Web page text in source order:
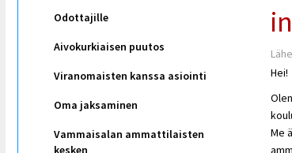
Odottajille
Aivokurkiaisen puutos
Viranomaisten kanssa asiointi
Oma jaksaminen
Vammaisalan ammattilaisten
kesken
Hei!
Me